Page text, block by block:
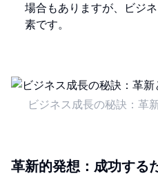
場合もありますが、ビジ
素です。
ビジネス成長の秘訣：革
革新的発想：成功する